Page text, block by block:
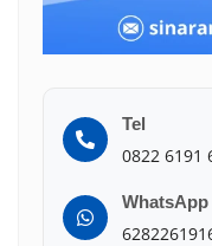
Tel
0822 6191
WhatsApp